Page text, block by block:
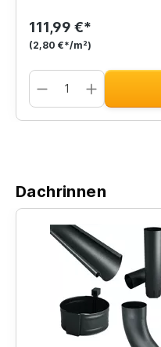
111,99 €*
(2,80 €*/m²)
Dachrinnen